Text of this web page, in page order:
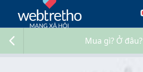
Mua gì? Ở đâu?